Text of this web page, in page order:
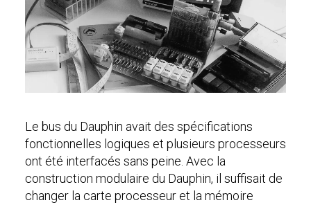
Le bus du Dauphin avait des spécifications
fonctionnelles logiques et plusieurs processeurs
ont été interfacés sans peine. Avec la
construction modulaire du Dauphin, il suffisait de
changer la carte processeur et la mémoire